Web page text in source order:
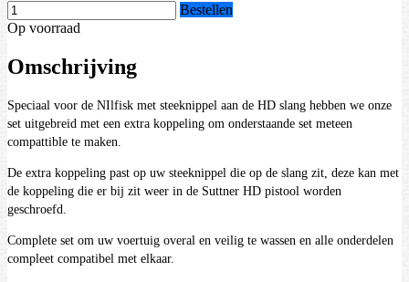
Bestellen
Op voorraad
Omschrijving
Speciaal voor de NIlfisk met steeknippel aan de HD slang hebben we onze
set uitgebreid met een extra koppeling om onderstaande set meteen
compattible te maken.
De extra koppeling past op uw steeknippel die op de slang zit, deze kan met
de koppeling die er bij zit weer in de Suttner HD pistool worden
geschroefd.
Complete set om uw voertuig overal en veilig te wassen en alle onderdelen
compleet compatibel met elkaar.